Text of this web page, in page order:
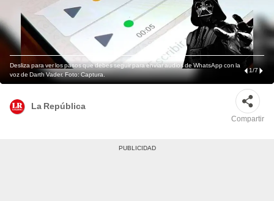
Desliza para ver los pasos que debes seguir para enviar audios de WhatsApp con la
voz de Darth Vader. Foto: Captura.
1/7
La República
Compartir